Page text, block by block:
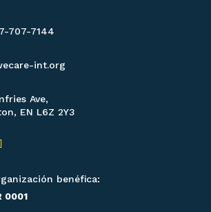
707-7144
int.org
Ave,
EN L6Z 2Y3
benéfica:
0001